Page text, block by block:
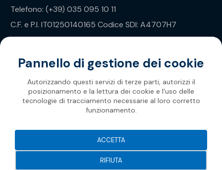
Telefono: (+39) 035 095 10 11
C.F. e P.I. IT01250140165 Codice SDI: A4707H7
Privacy Policy
Soprema 2026
Pannello di gestione dei cookie
Autorizzando questi servizi di terze parti, autorizzi il
posizionamento e la lettura dei cookie e l'uso delle
tecnologie di tracciamento necessarie al loro corretto
funzionamento.
RIFIUTA
ACCETTA